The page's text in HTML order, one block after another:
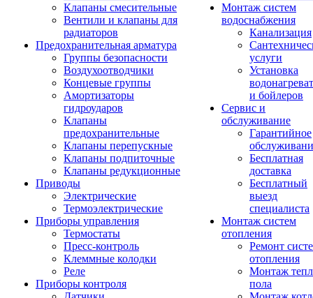
Клапаны смесительные
Вентили и клапаны для
радиаторов
Предохранительная арматура
Группы безопасности
Воздухоотводчики
Концевые группы
Амортизаторы
гидроударов
Клапаны
предохранительные
Клапаны перепускные
Клапаны подпиточные
Клапаны редукционные
Приводы
Электрические
Термоэлектрические
Приборы управления
Термостаты
Пресс-контроль
Клеммные колодки
Реле
Приборы контроля
Монтаж систем
водоснабжения
Канализация
услуги
Установка
и бойлеров
Сервис и
обслуживание
Гарантийное
Бесплатная
доставка
Бесплатный
выезд
специалиста
Монтаж систем
отопления
Ремонт
отопления
Монтаж
пола